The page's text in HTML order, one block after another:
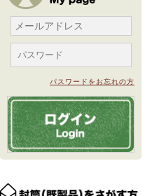
パスワードをお忘れの方